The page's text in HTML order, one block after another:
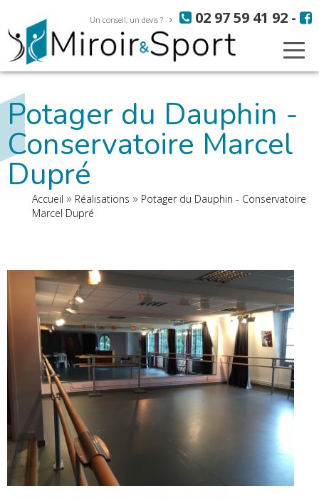
contenu
principal
Un conseil, un devis ? 02 97 59 41 92 -
Potager du Dauphin -
Conservatoire Marcel
Dupré
Fil
d'Ariane
Accueil Réalisations
Potager du Dauphin - Conservatoire
Marcel Dupré